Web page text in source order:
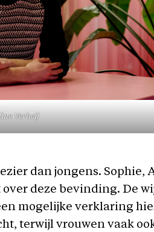
Verheij
dan jongens. Sophie,
deze bevinding. De
mogelijke verklaring
terwijl vrouwen vaak